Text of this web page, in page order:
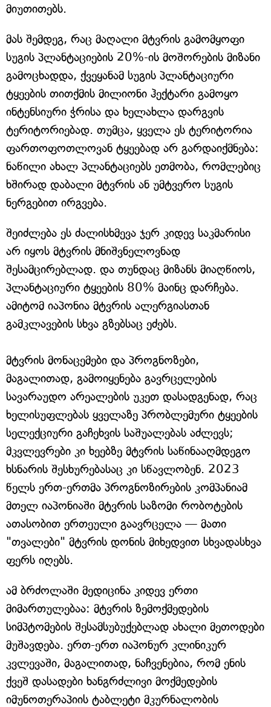
მიუთითებს.
მას შემდეგ, რაც მაღალი მტვრის გამომყოფი
სუგის პლანტაციების 20%-ის მოშორების მიზანი
გამოცხადდა, ქვეყანამ სუგის პლანტაციური
ტყეების თითქმის მილიონი ჰექტარი გამოყო
ინტენსიური ჭრისა და ხელახლა დარგვის
ტერიტორიებად. თუმცა, ყველა ეს ტერიტორია
ფართოფოთლოვან ტყეებად არ გარდაიქმნება:
ნაწილი ახალ პლანტაციებს ეთმობა, რომლებიც
ხშირად დაბალი მტვრის ან უმტვერო სუგის
ნერგებით ირგვება.
შეიძლება ეს ძალისხმევა ჯერ კიდევ საკმარისი
არ იყოს მტვრის მნიშვნელოვნად
შესამცირებლად. და თუნდაც მიზანს მიაღწიოს,
პლანტაციური ტყეების 80% მაინც დარჩება.
ამიტომ იაპონია მტვრის ალერგიასთან
გამკლავების სხვა გზებსაც ეძებს.
მტვრის მონაცემები და პროგნოზები,
მაგალითად, გამოიყენება გავრცელების
სავარაუდო არეალების უკეთ დასადგენად, რაც
ხელისუფლებას ყველაზე პრობლემური ტყეების
სელექციური გაჩეხვის საშუალებას აძლევს;
მკვლევრები კი ხეებზე მტვრის საწინააღმდეგო
ხსნარის შესხურებასაც კი სწავლობენ. 2023
წელს ერთ-ერთმა პროგნოზირების კომპანიამ
მთელ იაპონიაში მტვრის საზომი რობოტების
ათასობით ერთეული გაავრცელა — მათი
"თვალები" მტვრის დონის მიხედვით სხვადასხვა
ფერს იღებს.
ამ ბრძოლაში მედიცინა კიდევ ერთი
მიმართულებაა: მტვრის ზემოქმედების
სიმპტომების შესამსუბუქებლად ახალი მეთოდები
მუშავდება. ერთ-ერთ იაპონურ კლინიკურ
კვლევაში, მაგალითად, ნაჩვენებია, რომ ენის
ქვეშ დასადები ხანგრძლივი მოქმედების
იმუნოთერაპიის ტაბლეტი მკურნალობის